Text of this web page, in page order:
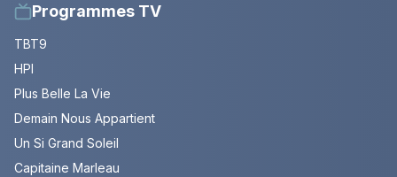
Programmes TV
TBT9
HPI
Plus Belle La Vie
Demain Nous Appartient
Un Si Grand Soleil
Capitaine Marleau